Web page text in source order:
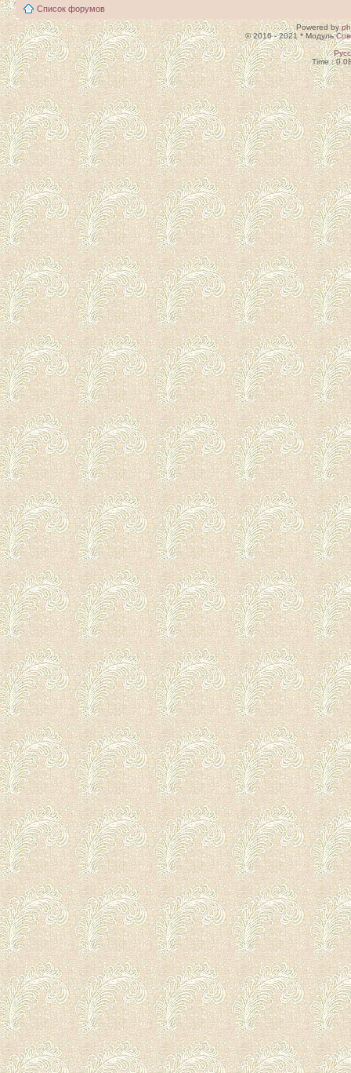
Список форумов
Powered by
© 2016 - 2021 * Модуль
Time :